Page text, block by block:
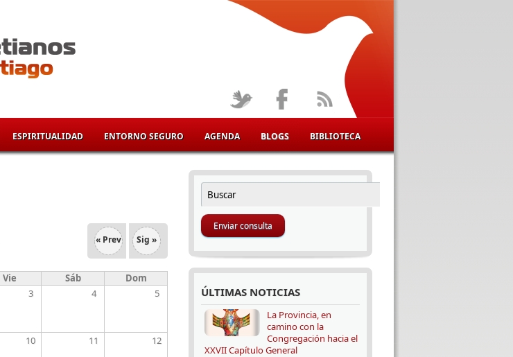
ESPIRITUALIDAD ENTORNO SEGURO AGENDA BLOGS BIBLIOTECA
« Prev Sig »
Vie Sáb
Dom
3 4 5
10 11 12
FORMULARIO DE BÚSQUEDA
Buscar
ÚLTIMAS NOTICIAS
La Provincia, en
camino con la
Congregación hacia el
XXVII Capítulo General